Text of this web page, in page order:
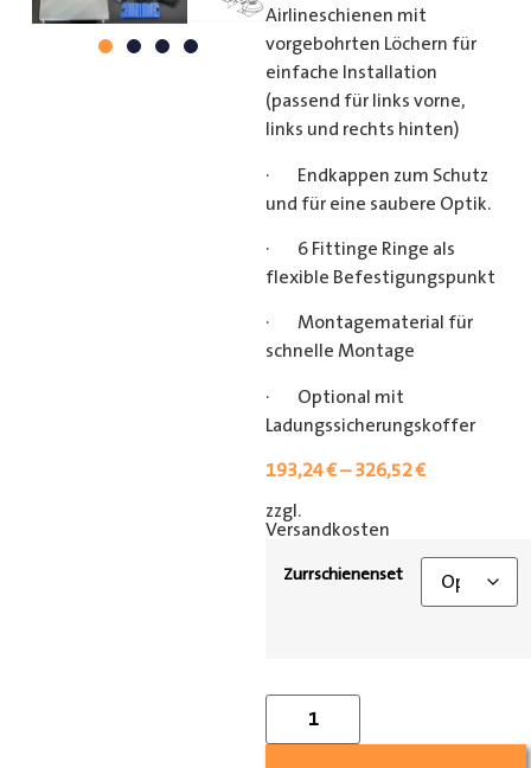
Airlineschienen mit
vorgebohrten Löchern für
einfache Installation
(passend für links vorne,
links und rechts hinten)
· Endkappen zum Schutz
und für eine saubere Optik.
· 6 Fittinge Ringe als
flexible Befestigungspunkt
· Montagematerial für
schnelle Montage
· Optional mit
Ladungssicherungskoffer
193,24€–326,52€
zzgl.
Versandkosten
Zurrschienenset